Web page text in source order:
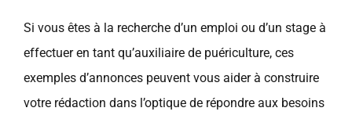
Si vous êtes à la recherche d’un emploi ou d’un stage à
effectuer en tant qu’auxiliaire de puériculture, ces
exemples d’annonces peuvent vous aider à construire
votre rédaction dans l’optique de répondre aux besoins